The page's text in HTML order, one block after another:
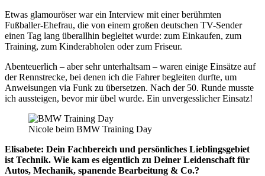
Etwas glamouröser war ein Interview mit einer berühmten
Fußballer-Ehefrau, die von einem großen deutschen TV-Sender
einen Tag lang überallhin begleitet wurde: zum Einkaufen, zum
Training, zum Kinderabholen oder zum Friseur.
Abenteuerlich – aber sehr unterhaltsam – waren einige Einsätze auf
der Rennstrecke, bei denen ich die Fahrer begleiten durfte, um
Anweisungen via Funk zu übersetzen. Nach der 50. Runde musste
ich aussteigen, bevor mir übel wurde. Ein unvergesslicher Einsatz!
Nicole beim BMW Training Day
Elisabete: Dein Fachbereich und persönliches Lieblingsgebiet
ist Technik. Wie kam es eigentlich zu Deiner Leidenschaft für
Autos, Mechanik, spanende Bearbeitung & Co.?